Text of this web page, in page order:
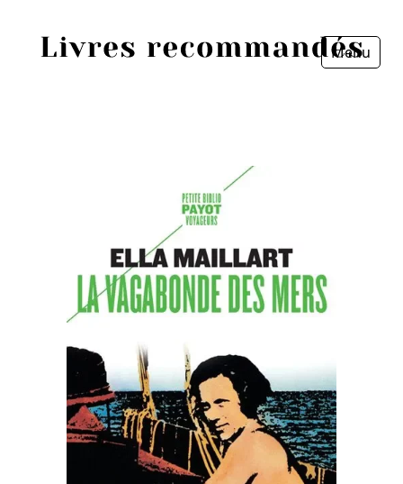
Menu
Personnes
Livres les plus recommandés
Prix littéraires
Fermer